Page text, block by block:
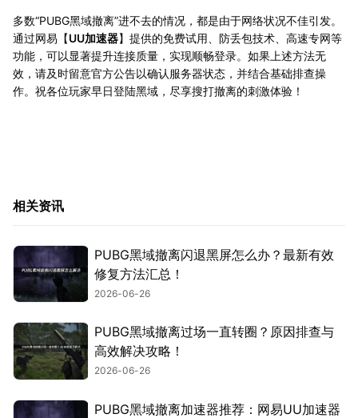
多数“PUBG黑域撤离”进不去的情况，都是由于网络状况不佳引发。
通过网易【UU加速器】提供的免费试用、防丢包技术、高速专网等
功能，可以显著提升连接质量，实现顺畅登录。如果上述方法无
效，请及时留意官方公告以确认服务器状态，并结合基础排查操
作。祝各位玩家早日登陆黑域，尽享搜打撤离的刺激体验！
相关资讯
PUBG黑域撤离闪退黑屏怎么办？最新有效
修复方法汇总！
2026-06-26
PUBG黑域撤离过场一直转圈？原因排查与
高效解决攻略！
2026-06-26
PUBG黑域撤离加速器推荐：网易UU加速器